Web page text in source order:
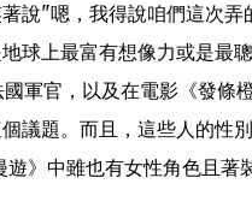
說"嗯，我得說咱們這次
球上最富有想像力或是最
軍官，以及在電影《發
議題。而且，這些人的性
》中雖也有女性角色且著